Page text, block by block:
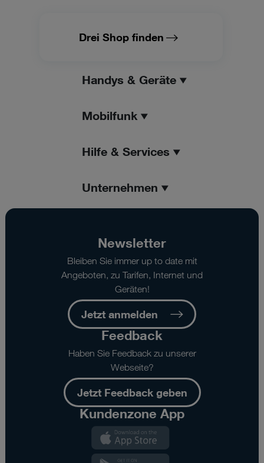
Drei Shop finden
Handys & Geräte
Mobilfunk
Hilfe & Services
Unternehmen
Newsletter
Bleiben Sie immer up to date mit
Angeboten, zu Tarifen, Internet und
Geräten!
Jetzt anmelden
Feedback
Haben Sie Feedback zu unserer
Webseite?
Jetzt Feedback geben
Kundenzone App